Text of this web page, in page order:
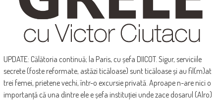
UPDATE: Călătoria continuă; la Paris, cu șefa DIICOT. Sigur, serviciile
secrete (foste reformate, astăzi ticăloase) sunt ticăloase și au fil(m)at
trei femei, prietene vechi, într-o excursie privată. Aproape n-are nici o
importanță că una dintre ele e șefa instituției unde zace dosarul (Alro)